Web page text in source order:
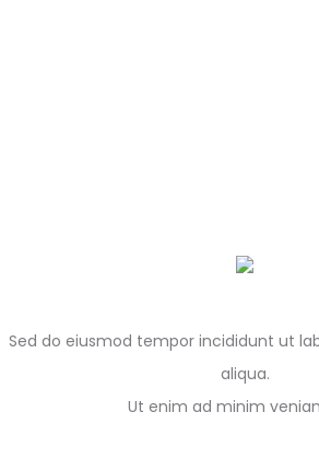
Sed do eiusmod tempor incididunt ut
aliqua.
Ut enim ad minim